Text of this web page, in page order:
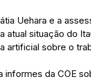
Uehara e a
atual situação do
artificial sobre o
informes da COE